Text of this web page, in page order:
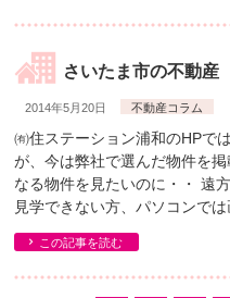
さいたま市の不動
2014年5月20日 不動産コラム
㈲住ステーション浦和のHPで
が、今は弊社で選んだ物件を
なる物件を見たいのに・・ 遠
見学できない方、パソコンで
この記事を読む